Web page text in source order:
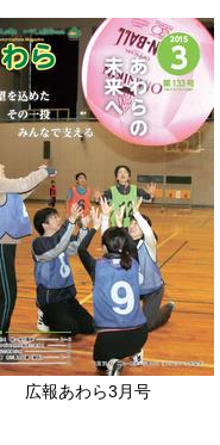
広報あわら3月号